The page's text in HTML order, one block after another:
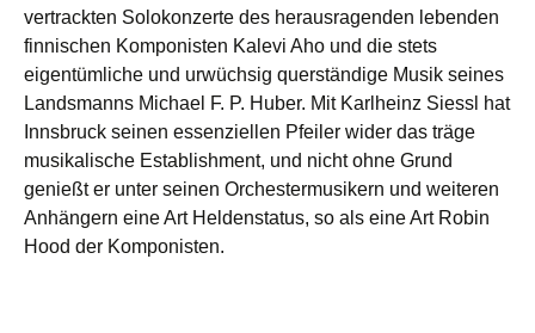
vertrackten Solokonzerte des herausragenden lebenden
finnischen Komponisten Kalevi Aho und die stets
eigentümliche und urwüchsig querständige Musik seines
Landsmanns Michael F. P. Huber. Mit Karlheinz Siessl hat
Innsbruck seinen essenziellen Pfeiler wider das träge
musikalische Establishment, und nicht ohne Grund
genießt er unter seinen Orchestermusikern und weiteren
Anhängern eine Art Heldenstatus, so als eine Art Robin
Hood der Komponisten.